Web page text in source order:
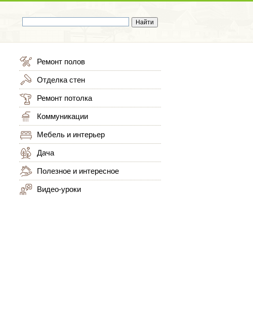
Ремонт полов
Отделка стен
Ремонт потолка
Коммуникации
Мебель и интерьер
Дача
Полезное и интересное
Видео-уроки